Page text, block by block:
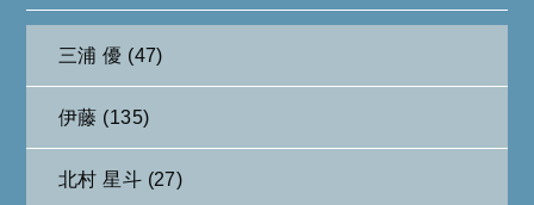
2024年9月 (11)
2024年8月 (11)
2024年7月 (11)
三浦 優 (47)
伊藤 (135)
北村 星斗 (27)